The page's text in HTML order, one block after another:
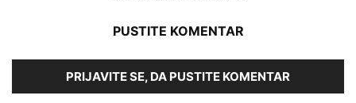
PUSTITE KOMENTAR
PRIJAVITE SE, DA PUSTITE KOMENTAR